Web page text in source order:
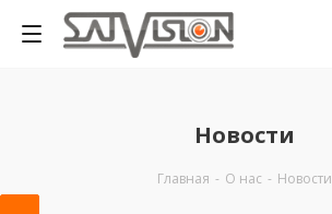
Новости
Главная - О нас - Новости